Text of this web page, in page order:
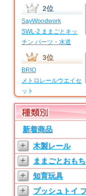
2位
SayWoodwork
SWL-2 ままごとキッ
チン パーツ・水道
3位
BRIO
メトロレールウエイセ
ット
4位
BRIO
マイファーストビギナ
ーセット
5位
SayWoodwork
SWL-T ままごとキッ
チン パーツ・水道
新着商品
+ 木製レール
+ ままごとおも
+ 知育玩具
+ プッシュトイ